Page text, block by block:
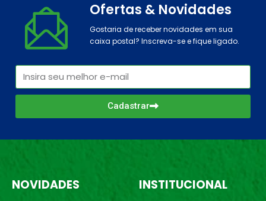
Ofertas & Novidades
Gostaria de receber novidades em sua
caixa postal? Inscreva-se e fique ligado.
Cadastrar
NOVIDADES INSTITUCIONAL